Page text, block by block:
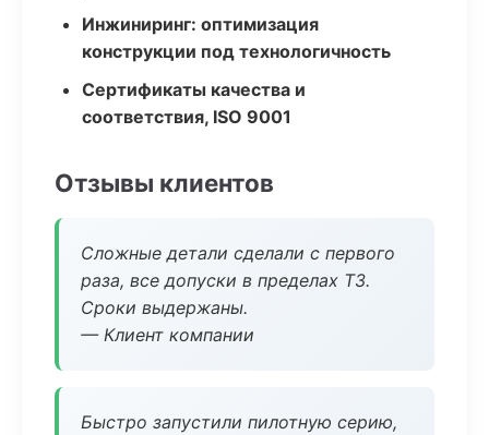
Инжиниринг: оптимизация
конструкции под технологичность
Сертификаты качества и
соответствия, ISO 9001
Отзывы клиентов
Сложные детали сделали с первого
раза, все допуски в пределах ТЗ.
Сроки выдержаны.
— Клиент компании
Быстро запустили пилотную серию,